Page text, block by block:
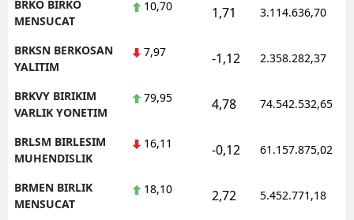
BRKO BIRKO
MENSUCAT
10,70 1,71 3.114.636,70
BRKSN BERKOSAN
YALITIM
7,97 -1,12 2.358.282,37
BRKVY BIRIKIM
VARLIK YONETIM
79,95 4,78 74.542.532,65
BRLSM BIRLESIM
MUHENDISLIK
16,11 -0,12 61.157.875,02
BRMEN BIRLIK
MENSUCAT
18,10 2,72 5.452.771,18